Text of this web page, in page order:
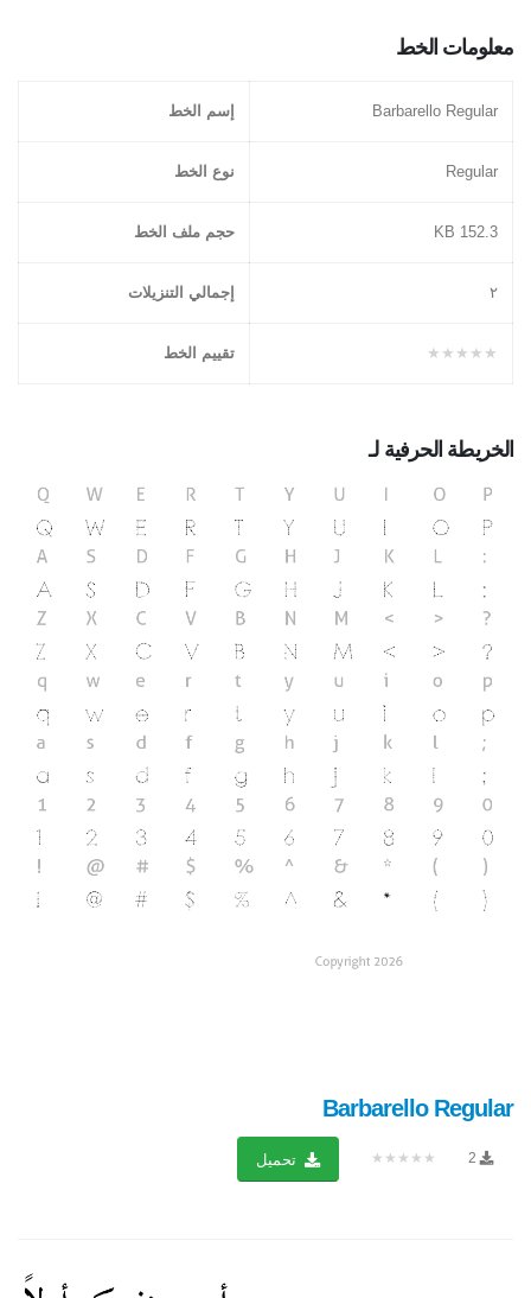
معلومات الخط
Barbarello Regular إسم الخط
Regular نوع الخط
152.3 KB حجم ملف الخط
٢ إجمالي التنزيلات
★★★★★ تقييم الخط
الخريطة الحرفية لـ
Barbarello Regular
2
★★★★★ تحميل